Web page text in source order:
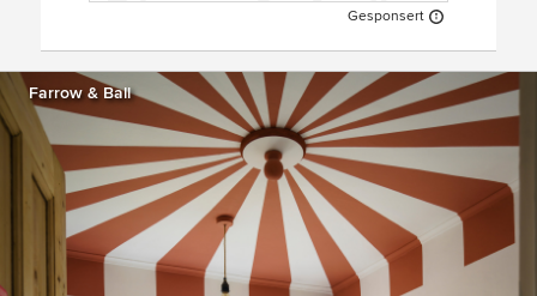
Gesponsert
Farrow & Ball